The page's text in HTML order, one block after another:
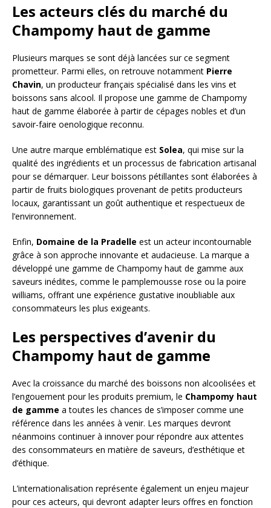
Les acteurs clés du marché du
Champomy haut de gamme
Plusieurs marques se sont déjà lancées sur ce segment
prometteur. Parmi elles, on retrouve notamment Pierre
Chavin, un producteur français spécialisé dans les vins et
boissons sans alcool. Il propose une gamme de Champomy
haut de gamme élaborée à partir de cépages nobles et d’un
savoir-faire oenologique reconnu.
Une autre marque emblématique est Solea, qui mise sur la
qualité des ingrédients et un processus de fabrication artisanal
pour se démarquer. Leur boissons pétillantes sont élaborées à
partir de fruits biologiques provenant de petits producteurs
locaux, garantissant un goût authentique et respectueux de
l’environnement.
Enfin, Domaine de la Pradelle est un acteur incontournable
grâce à son approche innovante et audacieuse. La marque a
développé une gamme de Champomy haut de gamme aux
saveurs inédites, comme le pamplemousse rose ou la poire
williams, offrant une expérience gustative inoubliable aux
consommateurs les plus exigeants.
Les perspectives d’avenir du
Champomy haut de gamme
Avec la croissance du marché des boissons non alcoolisées et
l’engouement pour les produits premium, le Champomy haut
de gamme a toutes les chances de s’imposer comme une
référence dans les années à venir. Les marques devront
néanmoins continuer à innover pour répondre aux attentes
des consommateurs en matière de saveurs, d’esthétique et
d’éthique.
L’internationalisation représente également un enjeu majeur
pour ces acteurs, qui devront adapter leurs offres en fonction